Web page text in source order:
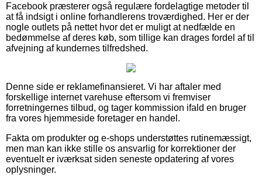
Facebook præsterer også regulære fordelagtige metoder til
at få indsigt i online forhandlerens troværdighed. Her er der
nogle outlets på nettet hvor det er muligt at nedfælde en
bedømmelse af deres køb, som tillige kan drages fordel af til
afvejning af kundernes tilfredshed.
Denne side er reklamefinansieret. Vi har aftaler med
forskellige internet varehuse eftersom vi fremviser
forretningernes tilbud, og tager kommission ifald en bruger
fra vores hjemmeside foretager en handel.
Fakta om produkter og e-shops understøttes rutinemæssigt,
men man kan ikke stille os ansvarlig for korrektioner der
eventuelt er iværksat siden seneste opdatering af vores
oplysninger.